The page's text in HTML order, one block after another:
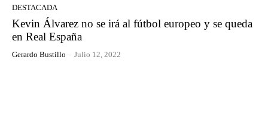
DESTACADA
Kevin Álvarez no se irá al fútbol europeo y se queda
en Real España
Gerardo Bustillo - Julio 12, 2022